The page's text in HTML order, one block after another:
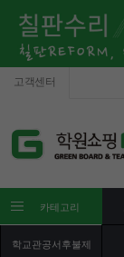
고객센터
카테고리
학교관공서후불제